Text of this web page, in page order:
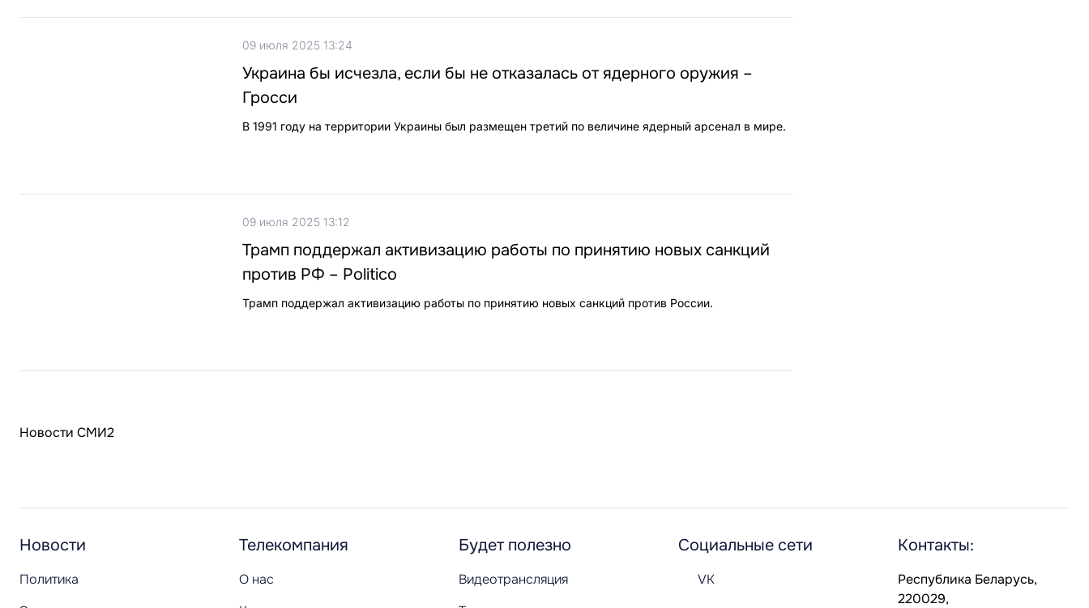
09 июля 2025 13:24
Украина бы исчезла, если бы не отказалась от ядерного оружия –
Гросси
В 1991 году на территории Украины был размещен третий по величине ядерный арсенал в мире.
09 июля 2025 13:12
Трамп поддержал активизацию работы по принятию новых санкций
против РФ – Politico
Трамп поддержал активизацию работы по принятию новых санкций против России.
Новости СМИ2
Новости
Политика
Телекомпания
О нас
Будет полезно
Видеотрансляция
Социальные сети
VK
Контакты:
Республика Беларусь,
220029,